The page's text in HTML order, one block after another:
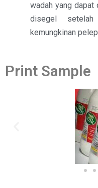
wadah yang dapat
disegel setelah
kemungkinan
Print Sample